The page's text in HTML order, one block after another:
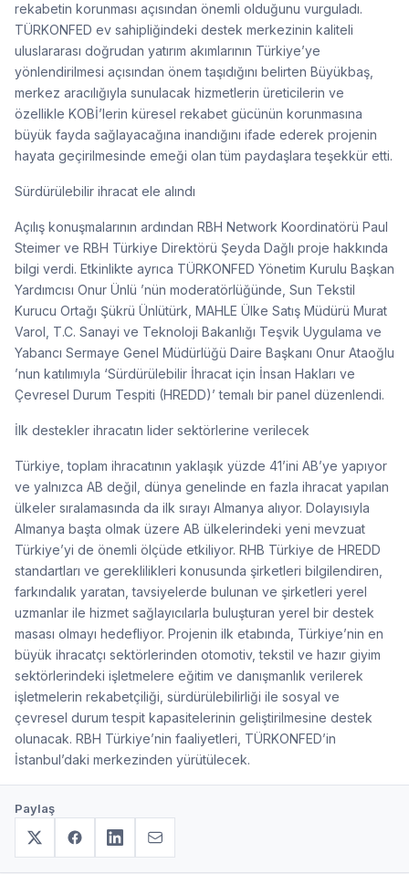
rekabetin korunması açısından önemli olduğunu vurguladı.
TÜRKONFED ev sahipliğindeki destek merkezinin kaliteli
uluslararası doğrudan yatırım akımlarının Türkiye’ye
yönlendirilmesi açısından önem taşıdığını belirten Büyükbaş,
merkez aracılığıyla sunulacak hizmetlerin üreticilerin ve
özellikle KOBİ’lerin küresel rekabet gücünün korunmasına
büyük fayda sağlayacağına inandığını ifade ederek projenin
hayata geçirilmesinde emeği olan tüm paydaşlara teşekkür etti.
Sürdürülebilir ihracat ele alındı
Açılış konuşmalarının ardından RBH Network Koordinatörü Paul
Steimer ve RBH Türkiye Direktörü Şeyda Dağlı proje hakkında
bilgi verdi. Etkinlikte ayrıca TÜRKONFED Yönetim Kurulu Başkan
Yardımcısı Onur Ünlü ’nün moderatörlüğünde, Sun Tekstil
Kurucu Ortağı Şükrü Ünlütürk, MAHLE Ülke Satış Müdürü Murat
Varol, T.C. Sanayi ve Teknoloji Bakanlığı Teşvik Uygulama ve
Yabancı Sermaye Genel Müdürlüğü Daire Başkanı Onur Ataoğlu
’nun katılımıyla ‘Sürdürülebilir İhracat için İnsan Hakları ve
Çevresel Durum Tespiti (HREDD)’ temalı bir panel düzenlendi.
İlk destekler ihracatın lider sektörlerine verilecek
Türkiye, toplam ihracatının yaklaşık yüzde 41’ini AB’ye yapıyor
ve yalnızca AB değil, dünya genelinde en fazla ihracat yapılan
ülkeler sıralamasında da ilk sırayı Almanya alıyor. Dolayısıyla
Almanya başta olmak üzere AB ülkelerindeki yeni mevzuat
Türkiye’yi de önemli ölçüde etkiliyor. RHB Türkiye de HREDD
standartları ve gereklilikleri konusunda şirketleri bilgilendiren,
farkındalık yaratan, tavsiyelerde bulunan ve şirketleri yerel
uzmanlar ile hizmet sağlayıcılarla buluşturan yerel bir destek
masası olmayı hedefliyor. Projenin ilk etabında, Türkiye’nin en
büyük ihracatçı sektörlerinden otomotiv, tekstil ve hazır giyim
sektörlerindeki işletmelere eğitim ve danışmanlık verilerek
işletmelerin rekabetçiliği, sürdürülebilirliği ile sosyal ve
çevresel durum tespit kapasitelerinin geliştirilmesine destek
olunacak. RBH Türkiye’nin faaliyetleri, TÜRKONFED’in
İstanbul’daki merkezinden yürütülecek.
Paylaş